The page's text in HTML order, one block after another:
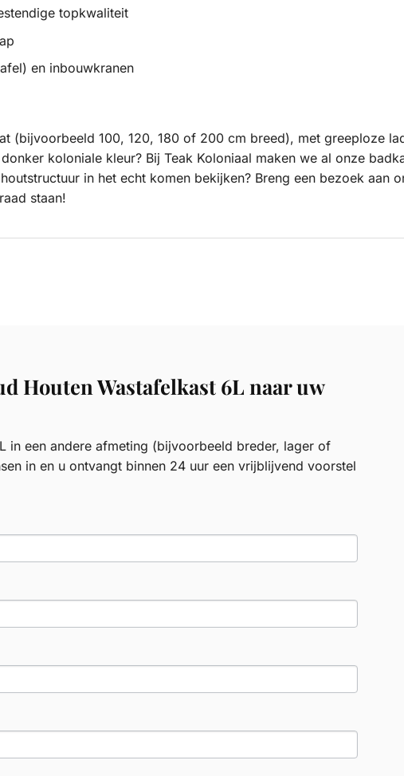
topkwaliteit
en inbouwkranen
(bijvoorbeeld 100, 120, 180 of 200 cm breed), met greeploze
koloniale kleur? Bij Teak Koloniaal maken we al onze
in het echt komen bekijken? Breng een bezoek aan
staan!
Houten Wastafelkast 6L naar uw
in een andere afmeting (bijvoorbeeld breder, lager of
in en u ontvangt binnen 24 uur een vrijblijvend voorstel